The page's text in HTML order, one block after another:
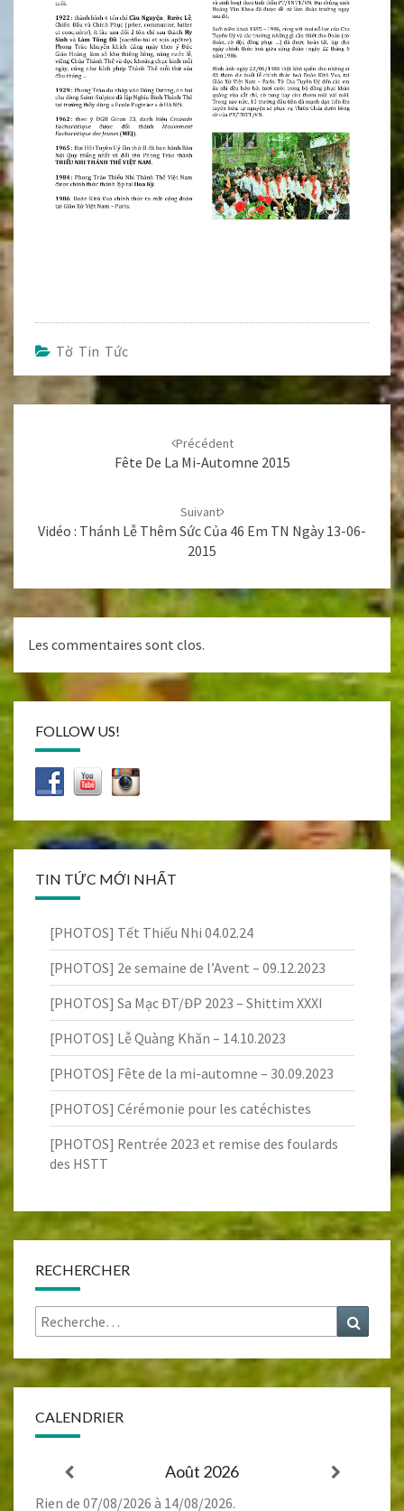
Tờ Tin Tức
Précédent
Fête De La Mi-Automne 2015
Suivant
Vidéo : Thánh Lễ Thêm Sức Của 46 Em TN Ngày 13-06-
2015
Les commentaires sont clos.
FOLLOW US!
TIN TỨC MỚI NHẤT
[PHOTOS] Tết Thiếu Nhi 04.02.24
[PHOTOS] 2e semaine de l’Avent – 09.12.2023
[PHOTOS] Sa Mạc ĐT/ĐP 2023 – Shittim XXXI
[PHOTOS] Lễ Quàng Khăn – 14.10.2023
[PHOTOS] Fête de la mi-automne – 30.09.2023
[PHOTOS] Cérémonie pour les catéchistes
[PHOTOS] Rentrée 2023 et remise des foulards
des HSTT
RECHERCHER
Rechercher :
CALENDRIER
Août 2026
Rien de 07/08/2026 à 14/08/2026.